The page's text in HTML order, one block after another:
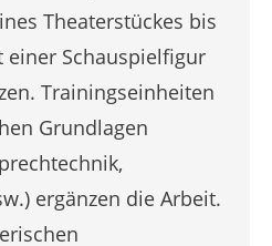
Theaterstückes bis
Schauspielfigur
Trainingseinheiten
Grundlagen
ergänzen die Arbeit.